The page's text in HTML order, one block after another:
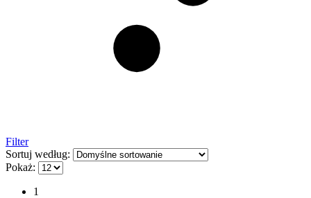
Filter
Sortuj według:
Pokaż:
1